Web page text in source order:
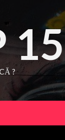
15
?